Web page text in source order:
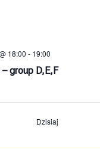
group D,E,F
18:00 - 19:00
Dzisiaj